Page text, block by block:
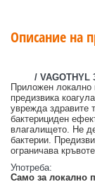
Описание на
/
Приложен локално
предизвика
уврежда здравите
бактерициден
влагалището. Не
бактерии.
ограничава
Употреба:
Само за локално